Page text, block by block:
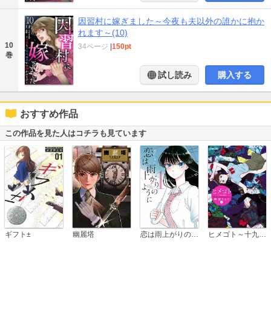
10
巻
因習村に嫁ぎました～今夜も夫以外の誰かに抱か
れます～(10)
34ページ 150pt
試し読み 購入する
おすすめ作品
この作品を見た人はコチラも見ています
ギフト± 幽麗塔 恋は雨上がりのように ヒメゴト～十九歳の制服～